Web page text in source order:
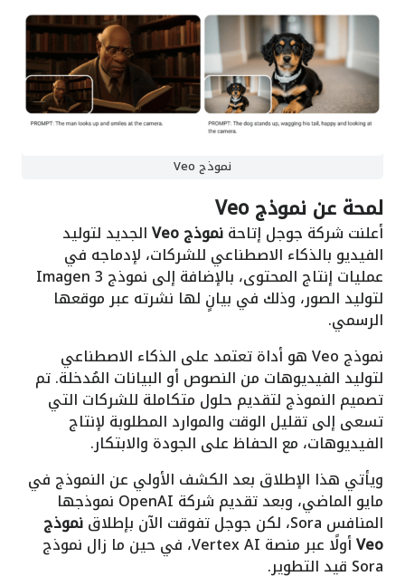
نموذج Veo
لمحة عن نموذج Veo
أعلنت شركة جوجل إتاحةنموذج Veo الجديد لتوليد
الفيديو بالذكاء الاصطناعي للشركات، لإدماجه في
عمليات إنتاج المحتوى، بالإضافة إلى نموذج Imagen 3
لتوليد الصور، وذلك في بيانٍ لها نشرته عبر موقعها
الرسمي.
نموذج Veo هو أداة تعتمد على الذكاء الاصطناعي
لتوليد الفيديوهات من النصوص أو البيانات المُدخلة. تم
تصميم النموذج لتقديم حلول متكاملة للشركات التي
تسعى إلى تقليل الوقت والموارد المطلوبة لإنتاج
الفيديوهات، مع الحفاظ على الجودة والابتكار.
ويأتي هذا الإطلاق بعد الكشف الأولي عن النموذج في
مايو الماضي، وبعد تقديم شركة OpenAI نموذجها
المنافس Sora، لكن جوجل تفوقت الآن بإطلاق نموذج
Veo أولًا عبر منصة Vertex AI، في حين ما زال نموذج
Sora قيد التطوير.